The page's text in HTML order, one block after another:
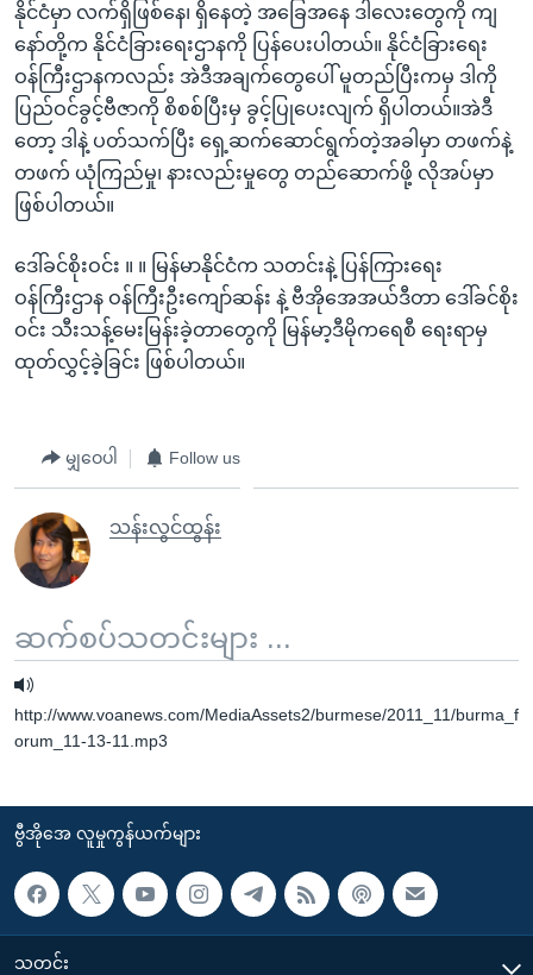
နိုင်ငံမှာ လက်ရှိဖြစ်နေ၊ ရှိနေတဲ့ အခြေအနေ ဒါလေးတွေကို ကျ
နော်တို့က နိုင်ငံခြားရေးဌာနကို ပြန်ပေးပါတယ်။ နိုင်ငံခြားရေး
ဝန်ကြီးဌာနကလည်း အဲဒီအချက်တွေပေါ် မူတည်ပြီးကမှ ဒါကို
ပြည်ဝင်ခွင့်ဗီဇာကို စိစစ်ပြီးမှ ခွင့်ပြုပေးလျက် ရှိပါတယ်။အဲဒီ
တော့ ဒါနဲ့ ပတ်သက်ပြီး ရှေ့ဆက်ဆောင်ရွက်တဲ့အခါမှာ တဖက်နဲ့
တဖက် ယုံကြည်မှု၊ နားလည်းမှုတွေ တည်ဆောက်ဖို့ လိုအပ်မှာ
ဖြစ်ပါတယ်။
ဒေါ်ခင်စိုးဝင်း ။ ။ မြန်မာနိုင်ငံက သတင်းနဲ့ ပြန်ကြားရေး
ဝန်ကြီးဌာန ဝန်ကြီးဦးကျော်ဆန်း နဲ့ ဗီအိုအေအယ်ဒီတာ ဒေါ်ခင်စိုး
ဝင်း သီးသန့်မေးမြန်းခဲ့တာတွေကို မြန်မာ့ဒီမိုကရေစီ ရေးရာမှ
ထုတ်လွှင့်ခဲ့ခြင်း ဖြစ်ပါတယ်။
မျှဝေပါ Follow us
သန်းလွင်ထွန်း
ဆက်စပ်သတင်းများ ...
http://www.voanews.com/MediaAssets2/burmese/2011_11/burma_f
orum_11-13-11.mp3
ဗွီအိုအေ လူမှုကွန်ယက်များ
သတင်း